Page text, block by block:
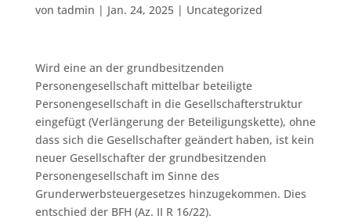
von tadmin | Jan. 24, 2025| Uncategorized
Wird eine an der grundbesitzenden
Personengesellschaft mittelbar beteiligte
Personengesellschaft in die Gesellschafterstruktur
eingefügt (Verlängerung der Beteiligungskette), ohne
dass sich die Gesellschafter geändert haben, ist kein
neuer Gesellschafter der grundbesitzenden
Personengesellschaft im Sinne des
Grunderwerbsteuergesetzes hinzugekommen. Dies
entschied der BFH (Az. II R 16/22).